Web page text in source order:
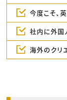
今度こそ、
社内に外国
海外のクリ